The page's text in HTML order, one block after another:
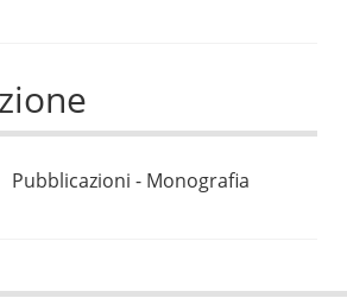
Pubblicazioni - Monografia